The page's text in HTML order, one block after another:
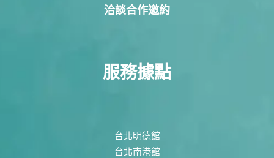
洽談合作邀約
服務據點
台北明德館
台北南港館